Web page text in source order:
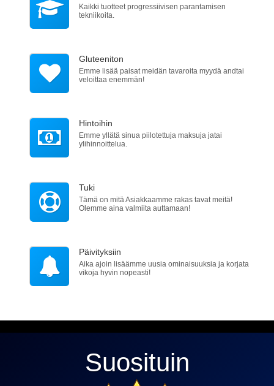
Kaikki tuotteet progressiivisen parantamisen
tekniikoita.
Gluteeniton
Emme lisää paisat meidän tavaroita myydä andtai
veloittaa enemmän!
Hintoihin
Emme yllätä sinua piilotettuja maksuja jatai
ylihinnoittelua.
Tuki
Tämä on mitä Asiakkaamme rakas tavat meitä!
Olemme aina valmiita auttamaan!
Päivityksiin
Aika ajoin lisäämme uusia ominaisuuksia ja korjata
vikoja hyvin nopeasti!
Suosituin